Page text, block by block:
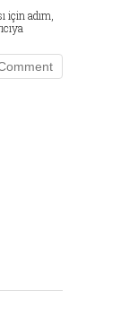
için adım,